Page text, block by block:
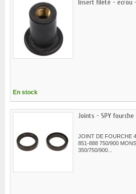
Insert fileté - ecrou
En stock
Joints - SPY fourche -
JOINT DE FOURCHE
851-888 750/900
350/750/900...